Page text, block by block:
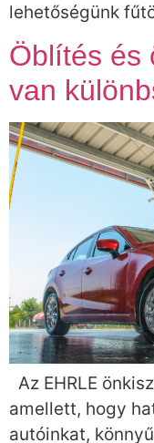
lehetőségünk
Öblítés és
van
Az EHRLE
amellett, hogy
autóinkat,